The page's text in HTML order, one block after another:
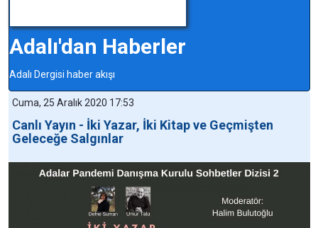
Adalı'dan Haberler
Adalı Dergisi haber akışı
Cuma, 25 Aralık 2020 17:53
Canlı Yayın - İki Yazar, İki Kitap ve Geçmişten
Geleceğe Salgınlar